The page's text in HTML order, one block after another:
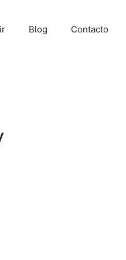
Blog Contacto